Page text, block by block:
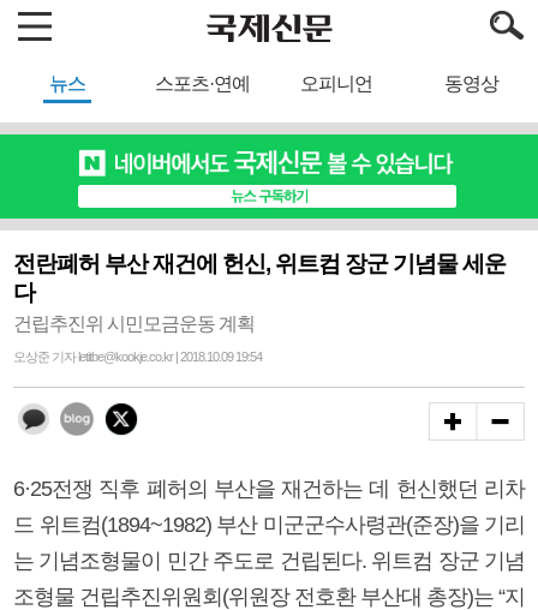
뉴스 스포츠·연예 오피니언 동영상
전란폐허 부산 재건에 헌신, 위트컴 장군 기념물 세운
다
건립추진위 시민모금운동 계획
오상준 기자 letitbe@kookje.co.kr | 2018.10.09 19:54
6·25전쟁 직후 폐허의 부산을 재건하는 데 헌신했던 리차
드 위트컴(1894~1982) 부산 미군군수사령관(준장)을 기리
는 기념조형물이 민간 주도로 건립된다. 위트컴 장군 기념
조형물 건립추진위원회(위원장 전호환 부산대 총장)는 “지